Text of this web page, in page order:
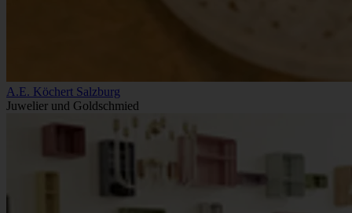
A.E. Köchert Salzburg
Juwelier und Goldschmied